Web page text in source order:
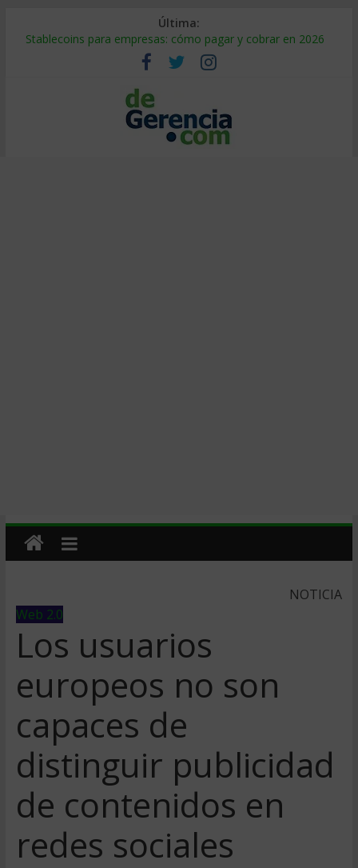
Última:
Stablecoins para empresas: cómo pagar y cobrar en 2026
Despido silencioso: qué es y por qué sale tan caro
IA en selección de personal: cómo auditarla a tiempo
Trabajo forzoso en la cadena de suministro: qué hacer
Mercado hispano de EE. UU.: cómo segmentarlo y venderle
NOTICIA
Web 2.0
Los usuarios
europeos no son
capaces de
distinguir publicidad
de contenidos en
redes sociales